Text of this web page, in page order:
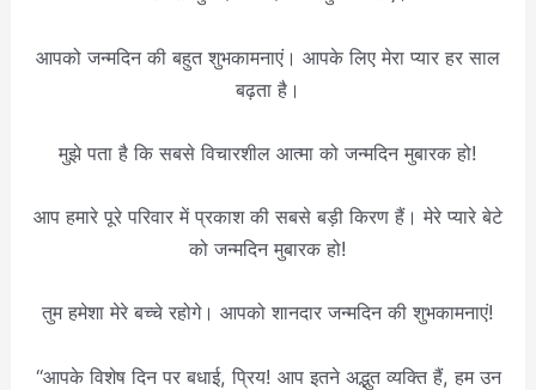
आपको जन्मदिन की बहुत शुभकामनाएं। आपके लिए मेरा प्यार हर साल
बढ़ता है।
मुझे पता है कि सबसे विचारशील आत्मा को जन्मदिन मुबारक हो!
आप हमारे पूरे परिवार में प्रकाश की सबसे बड़ी किरण हैं। मेरे प्यारे बेटे
को जन्मदिन मुबारक हो!
तुम हमेशा मेरे बच्चे रहोगे। आपको शानदार जन्मदिन की शुभकामनाएं!
“आपके विशेष दिन पर बधाई, प्रिय! आप इतने अद्भुत व्यक्ति हैं, हम उन